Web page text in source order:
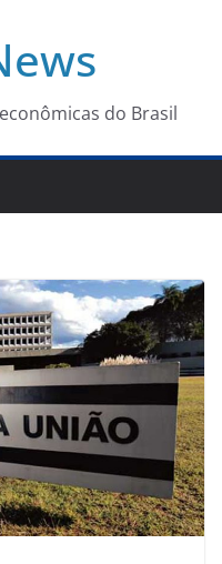
do Brasil